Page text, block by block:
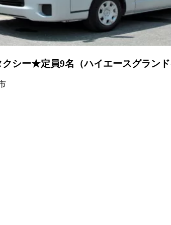
シー★定員9名（ハイエースグラン